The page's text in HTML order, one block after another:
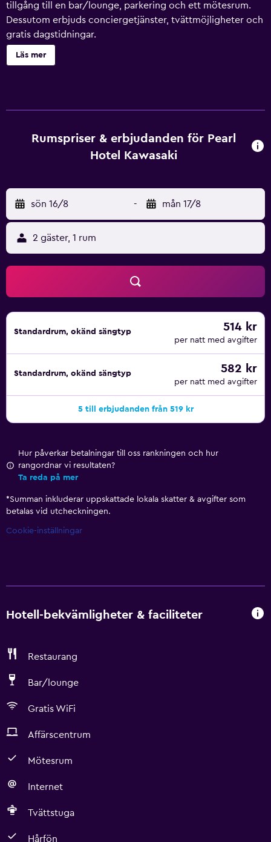
tillgång till en bar/lounge, parkering och ett mötesrum.
Dessutom erbjuds conciergetjänster, tvättmöjligheter och
gratis dagstidningar.
Läs mer
Rumspriser & erbjudanden för Pearl
Hotel Kawasaki
sön 16/8 - mån 17/8
2 gäster, 1 rum
Standardrum, okänd sängtyp 514 kr
per natt med avgifter
Standardrum, okänd sängtyp 582 kr
per natt med avgifter
5 till erbjudanden från 519 kr
Hur påverkar betalningar till oss rankningen och hur
rangordnar vi resultaten?
Ta reda på mer
*Summan inkluderar uppskattade lokala skatter & avgifter som
betalas vid utcheckningen.
Cookie-inställningar
Hotell-bekvämligheter & faciliteter
Restaurang
Bar/lounge
Gratis WiFi
Affärscentrum
Mötesrum
Internet
Tvättstuga
Hårfön